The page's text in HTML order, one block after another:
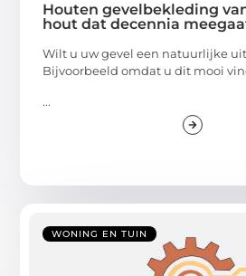
Houten gevelbekleding
hout dat decennia
Wilt u uw gevel een natuurlijke
Bijvoorbeeld omdat u dit mooi
...
WONING EN TUIN